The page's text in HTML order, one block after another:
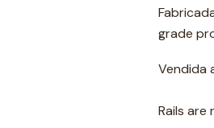
grade
Vendida
Rails